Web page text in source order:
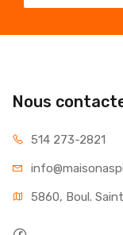
Nous
514 273-2821
5860, Boul.